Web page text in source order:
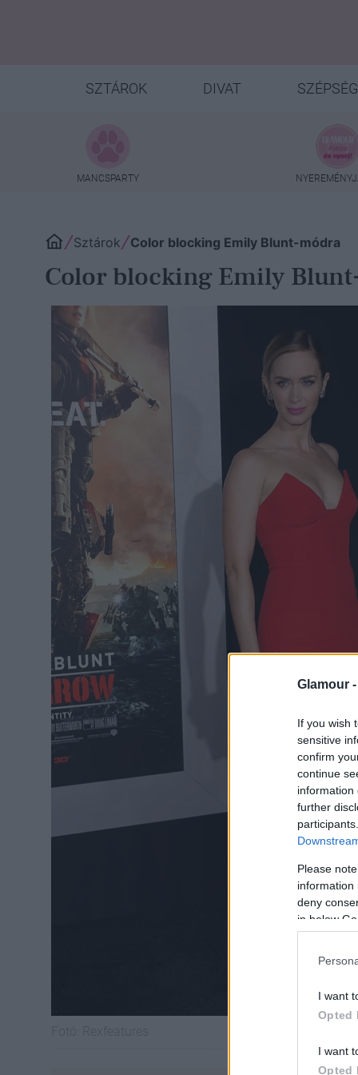
Glamour -
If you wish
sensitive
confirm
continue
information
further
Please
information
deny
in below
I want
Opted
I want
Opted
SZTÁROK DIVAT SZÉPSÉG
MANCSPARTY
Sztárok Color blocking Emily Blunt-módra
Color blocking Emily